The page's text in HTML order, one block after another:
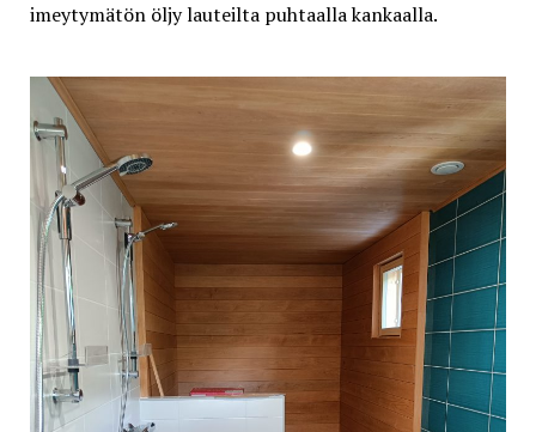
imeytymätön öljy lauteilta puhtaalla kankaalla.